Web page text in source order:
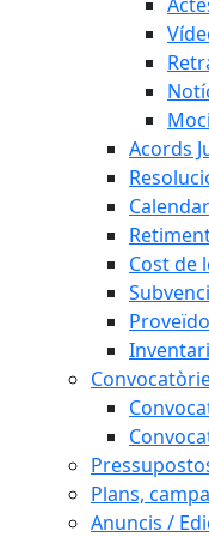
Acords
Cost de
Plans,
Anuncis /